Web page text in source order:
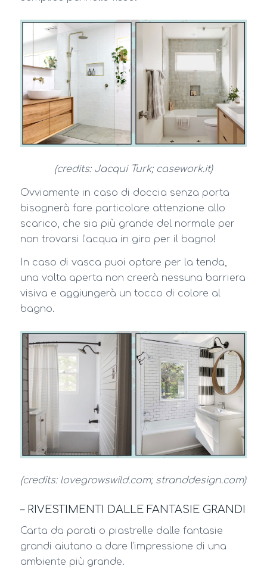
(credits: Jacqui Turk; casework.it)
Ovviamente in caso di doccia senza porta
bisognerà fare particolare attenzione allo
scarico, che sia più grande del normale per
non trovarsi l’acqua in giro per il bagno!
In caso di vasca puoi optare per la tenda,
una volta aperta non creerà nessuna barriera
visiva e aggiungerà un tocco di colore al
bagno.
(credits: lovegrowswild.com; stranddesign.com)
– RIVESTIMENTI DALLE FANTASIE GRANDI
Carta da parati o piastrelle dalle fantasie
grandi aiutano a dare l’impressione di una
ambiente più grande.